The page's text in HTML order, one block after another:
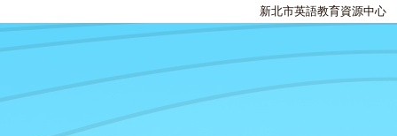
新北市英語教育資源中心